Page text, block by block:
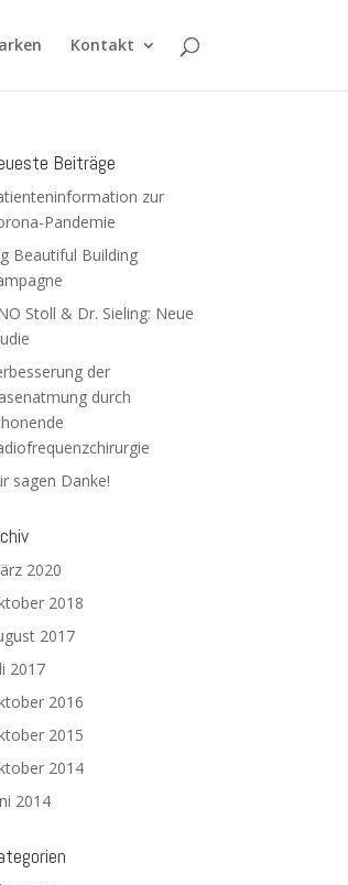
Kontakt
Beiträge
zur
Pandemie
Beautiful Building
Stoll & Dr. Sieling: Neue
der
durch
sagen Danke!
2020
2018
2017
2017
2016
2015
2014
2014